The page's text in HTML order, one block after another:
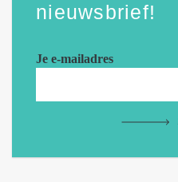
nieuwsbrief!
Je e-mailadres